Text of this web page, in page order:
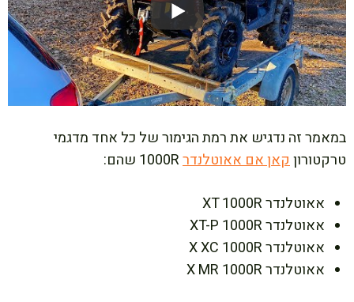
במאמר זה נדגיש את רמת הגימור של כל אחד מדגמי
טרקטורוןקאן אם אאוטלנדר
אאוטלנדר XT 1000R
אאוטלנדר XT-P 1000R
אאוטלנדר X XC 1000R
אאוטלנדר X MR 1000R